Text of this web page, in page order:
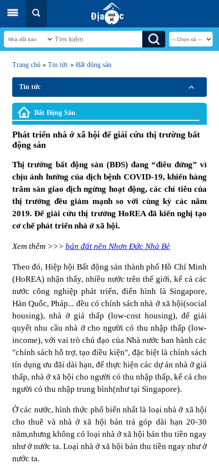
Trang chủ » Tin tức » Bất động sản
Tin tức
Bất Động Sản
Phát triển nhà ở xã hội để giải cứu thị trường bất
động sản
Thị trường bất động sản (BĐS) đang “điêu đứng” vì
chịu ảnh hưởng của dịch bệnh COVID-19, khiến hàng
trăm sàn giao dịch ngừng hoạt động, các chỉ tiêu của
thị trường đều giảm mạnh so với cùng kỳ các năm
2019. Để giải cứu thị trường HoREA đã kiến nghị tạo
cơ chế phát triển nhà ở xã hội.
Xem thêm >>> bán đất nền Nhơn Đức Nhà Bè
Theo đó, Hiệp hội Bất động sản thành phố Hồ Chí Minh
(HoREA) nhận thấy, nhiều nước trên thế giới, kể cả các
nước công nghiệp phát triển, điển hình là Singapore,
Hàn Quốc, Pháp... đều có chính sách nhà ở xã hội(social
housing), nhà ở giá thấp (low-cost housing), để giải
quyết nhu cầu nhà ở cho người có thu nhập thấp (low-
income), với vai trò chủ đạo của Nhà nước ban hành các
"chính sách hỗ trợ, tạo điều kiện", đặc biệt là chính sách
tín dụng ưu đãi dài hạn, để thực hiện các dự án nhà ở giá
thấp, nhà ở xã hội cho người có thu nhập thấp, kể cả cho
người có thu nhập trung bình(như tại Singapore).
Ở các nước, hình thức phổ biến nhất là loại nhà ở xã hội
cho thuê và nhà ở xã hội bán trả góp dài hạn 20-30
năm,nhưng không có loại nhà ở xã hội bán thu tiền ngay
như ở nước ta. Loại nhà ở xã hội bán thu tiền ngay như ở
nước ta.